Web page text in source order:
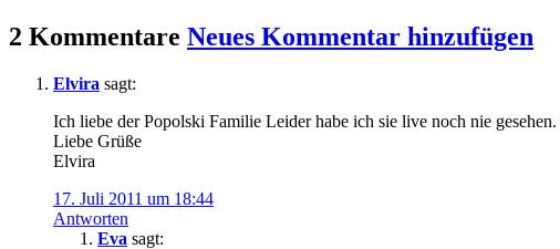
2 Kommentare Neues Kommentar hinzufügen
Elvira sagt:
Ich liebe der Popolski Familie Leider habe ich sie live noch nie
Liebe Grüße
Elvira
17. Juli 2011 um 18:44
Antworten
Eva sagt: